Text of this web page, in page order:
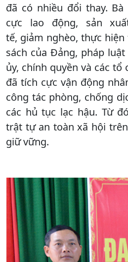
đã có nhiều đổi thay.
cực lao động, sản
tế, giảm nghèo, thực
sách của Đảng, pháp
ủy, chính quyền và các
đã tích cực vận động
công tác phòng, chống
các hủ tục lạc hậu. Từ
trật tự an toàn xã hội
giữ vững.